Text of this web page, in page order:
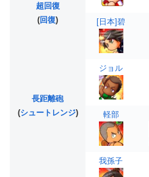
超回復
(回復)
[日本]碧
長距離砲
(シュートレンジ)
ジョル
軽部
我孫子